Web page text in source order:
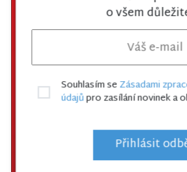
o všem
Souhlasím seZásadami
údajůpro zasílání novinek a
Přihlásit